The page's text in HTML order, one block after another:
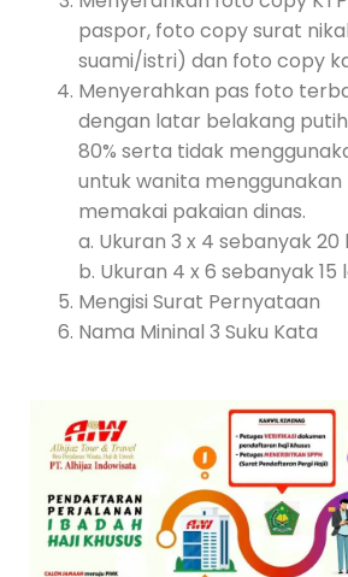
paspor, foto copy surat
suami/istri) dan foto copy
Menyerahkan pas foto
dengan latar belakang
80% serta tidak
untuk wanita menggunakan
memakai pakaian dinas.
a. Ukuran 3 x 4 sebanyak
b. Ukuran 4 x 6 sebanyak 15
Mengisi Surat Pernyataan
Nama Mininal 3 Suku Kata